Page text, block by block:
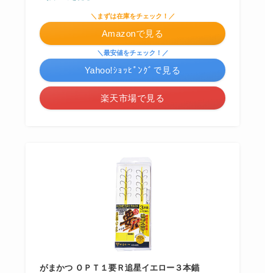
＼まずは在庫をチェック！／
Amazonで見る
楽天市場で見る
＼最安値をチェック！／
Yahoo!ｼｮｯﾋﾟﾝｸﾞで見る
がまかつ ＯＰＴ１要Ｒ追星イエロー３本錨